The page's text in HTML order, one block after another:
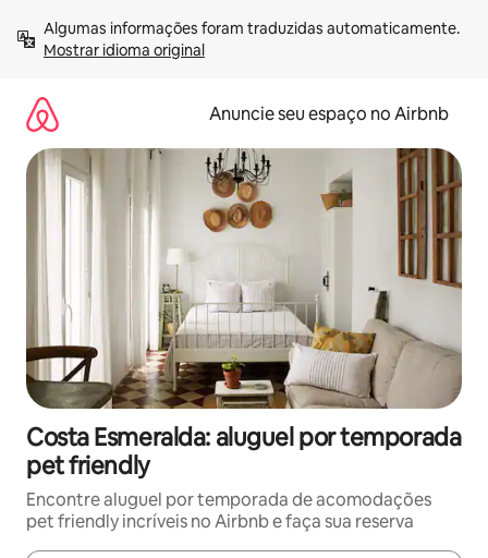
para
Mostrar idioma original
Anuncie seu espaço no Airbnb
Costa Esmeralda: aluguel por temporada
pet friendly
Encontre aluguel por temporada de acomodações
pet friendly incríveis no Airbnb e faça sua reserva